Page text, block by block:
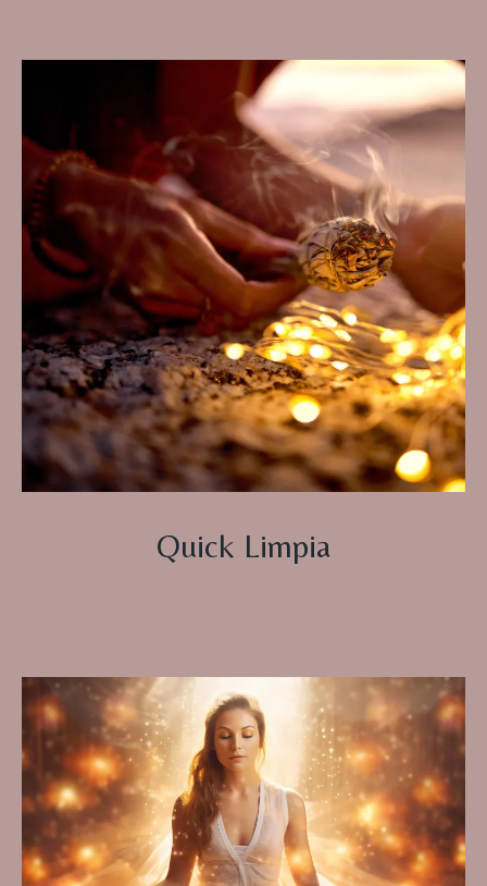
Quick Limpia